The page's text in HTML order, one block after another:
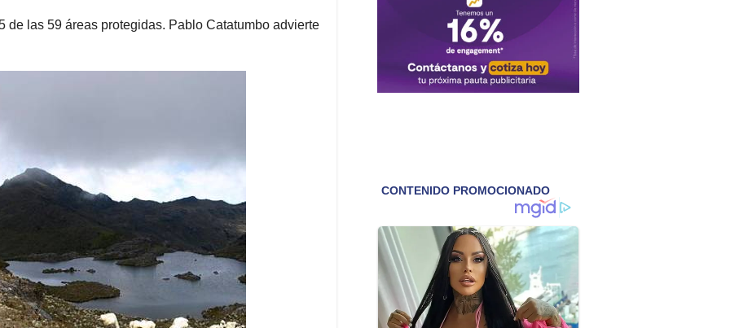
de las 59 áreas protegidas. Pablo Catatumbo advierte